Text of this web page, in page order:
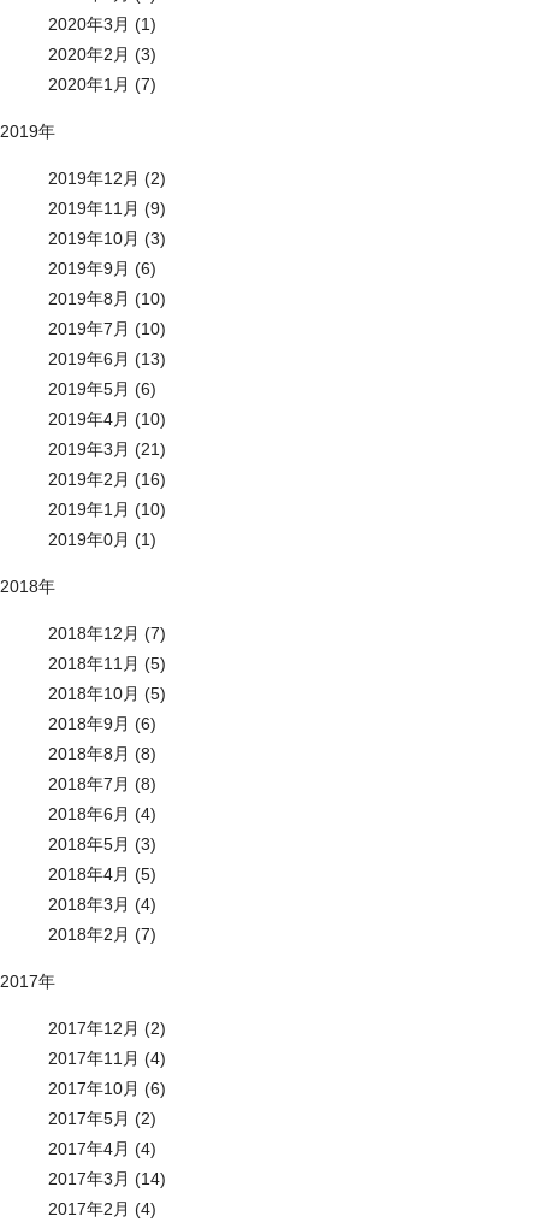
2020年3月 (1)
2020年2月 (3)
2020年1月 (7)
2019年
2019年12月 (2)
2019年11月 (9)
2019年10月 (3)
2019年9月 (6)
2019年8月 (10)
2019年7月 (10)
2019年6月 (13)
2019年5月 (6)
2019年4月 (10)
2019年3月 (21)
2019年2月 (16)
2019年1月 (10)
2019年0月 (1)
2018年
2018年12月 (7)
2018年11月 (5)
2018年10月 (5)
2018年9月 (6)
2018年8月 (8)
2018年7月 (8)
2018年6月 (4)
2018年5月 (3)
2018年4月 (5)
2018年3月 (4)
2018年2月 (7)
2017年
2017年12月 (2)
2017年11月 (4)
2017年10月 (6)
2017年5月 (2)
2017年4月 (4)
2017年3月 (14)
2017年2月 (4)